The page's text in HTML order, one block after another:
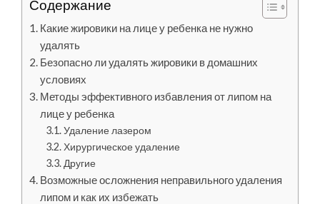
Содержание
Какие жировики на лице у ребенка не нужно
удалять
Безопасно ли удалять жировики в домашних
условиях
Методы эффективного избавления от липом на
лице у ребенка
Удаление лазером
Хирургическое удаление
Другие
Возможные осложнения неправильного удаления
липом и как их избежать